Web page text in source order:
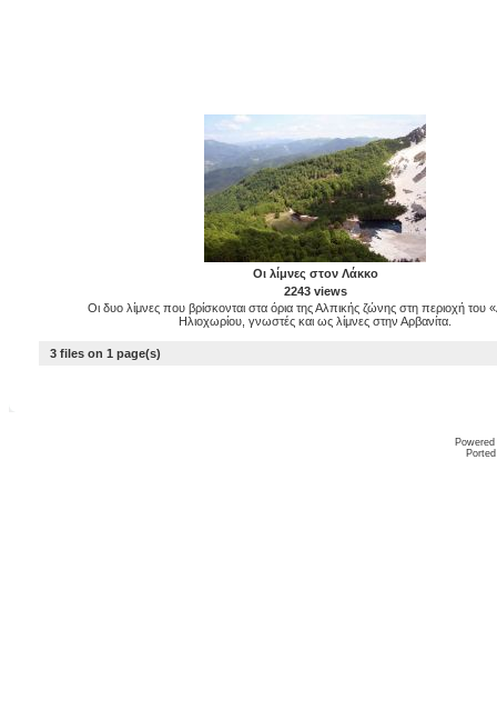
Οι λίμνες στον Λάκκο
2243 views
Οι δυο λίμνες που βρίσκονται στα όρια της Αλπικής ζώνης στη περιοχή του
Ηλιοχωρίου, γνωστές και ως λίμνες στην Αρβανίτα.
3 files on 1 page(s)